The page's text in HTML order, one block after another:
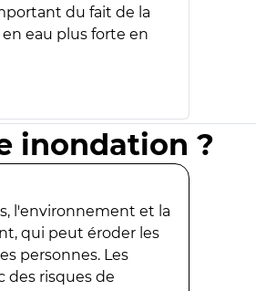
du fait de la
eau plus forte en
inondation ?
l'environnement et la
qui peut éroder les
personnes. Les
des risques de